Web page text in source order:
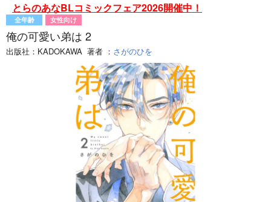
とらのあなBLコミックフェア2026開催中！
全年齢 女性向け
俺の可愛い弟は 2
出版社： KADOKAWA 著者 ： さがのひを